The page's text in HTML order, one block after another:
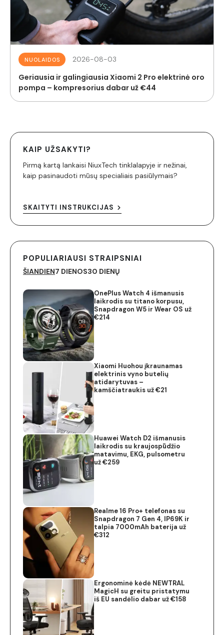
NUOLAIDOS 2026-08-03
Geriausia ir galingiausia Xiaomi 2 Pro elektrinė oro
pompa – kompresorius dabar už €44
KAIP UŽSAKYTI?
Pirmą kartą lankaisi NiuxTech tinklalapyje ir nežinai,
kaip pasinaudoti mūsų specialiais pasiūlymais?
SKAITYTI INSTRUKCIJAS
POPULIARIAUSI STRAIPSNIAI
ŠIANDIEN7 DIENOS30 DIENŲ
OnePlus Watch 4 išmanusis
laikrodis su titano korpusu,
Snapdragon W5 ir Wear OS už
€214
Xiaomi Huohou įkraunamas
elektrinis vyno butelių
atidarytuvas –
kamščiatraukis už €21
Huawei Watch D2 išmanusis
laikrodis su kraujospūdžio
matavimu, EKG, pulsometru
už €259
Realme 16 Pro+ telefonas su
Snapdragon 7 Gen 4, IP69K ir
talpia 7000mAh baterija už
€312
Ergonominė kėdė NEWTRAL
MagicH su greitu pristatymu
iš EU sandėlio dabar už €158